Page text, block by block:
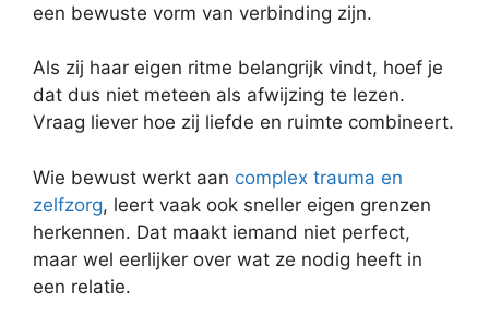
een bewuste vorm van verbinding zijn.
Als zij haar eigen ritme belangrijk vindt, hoef je
dat dus niet meteen als afwijzing te lezen.
Vraag liever hoe zij liefde en ruimte combineert.
Wie bewust werkt aan complex trauma en
zelfzorg, leert vaak ook sneller eigen grenzen
herkennen. Dat maakt iemand niet perfect,
maar wel eerlijker over wat ze nodig heeft in
een relatie.